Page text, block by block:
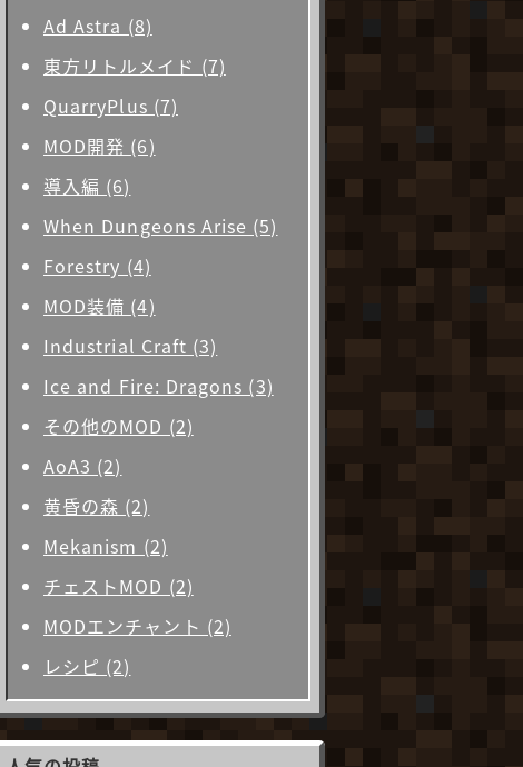
Ad Astra (8)
東方リトルメイド (7)
QuarryPlus (7)
MOD開発 (6)
導入編 (6)
When Dungeons Arise (5)
Forestry (4)
MOD装備 (4)
Industrial Craft (3)
Ice and Fire: Dragons (3)
その他のMOD (2)
AoA3 (2)
黄昏の森 (2)
Mekanism (2)
チェストMOD (2)
MODエンチャント (2)
レシピ (2)